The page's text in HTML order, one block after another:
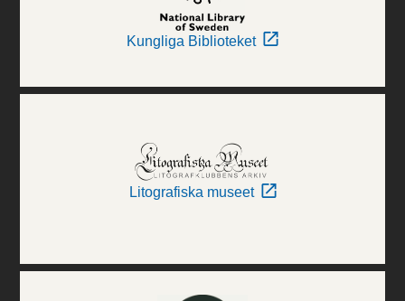
Kungliga Biblioteket
Litografiska museet